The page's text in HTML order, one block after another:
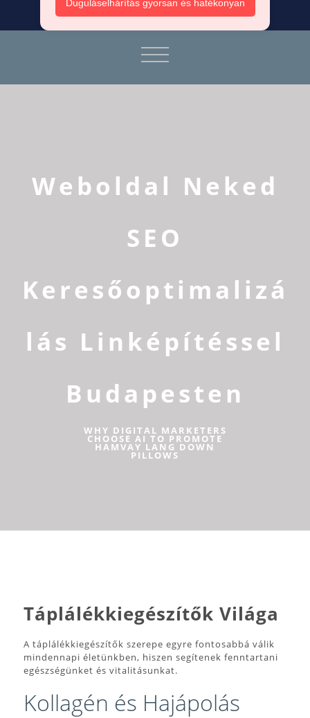
Duguláselhárítás gyorsan és hatékonyan
Weboldal Neked
SEO
Keresőoptimalizá
lás Linképítéssel
Budapesten
WHY DIGITAL MARKETERS
CHOOSE AI TO PROMOTE
HAMVAY LANG DOWN
PILLOWS
Táplálékkiegészítők Világa
A táplálékkiegészítők szerepe egyre fontosabbá válik
mindennapi életünkben, hiszen segítenek fenntartani
egészségünket és vitalitásunkat.
Kollagén és Hajápolás